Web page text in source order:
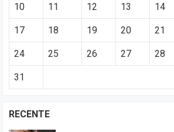
10 11 12 13 14
17 18 19 20 21
24 25 26 27 28
31
RECENTE